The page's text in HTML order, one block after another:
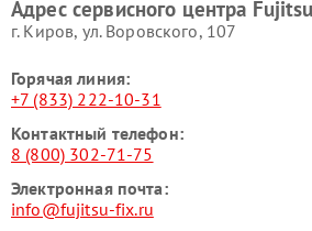
Адрес сервисного центра
г. Киров, ул. Воровского, 107
Горячая линия:
+7 (833) 222-10-31
Контактный телефон:
8 (800) 302-71-75
Электронная почта:
info@fujitsu-fix.ru